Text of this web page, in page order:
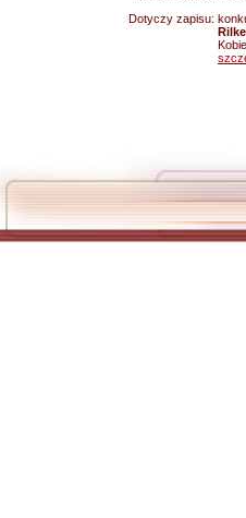
Dotyczy zapisu: